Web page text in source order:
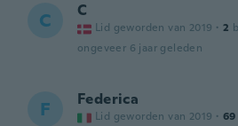
C C
Lid geworden van 2019 · 2
ongeveer 6 jaar geleden
F Federica
Lid geworden van 2019 · 69